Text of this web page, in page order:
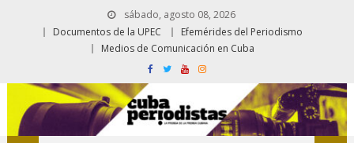
sábado, agosto 08, 2026
Documentos de la UPEC
Efemérides del Periodismo
Medios de Comunicación en Cuba